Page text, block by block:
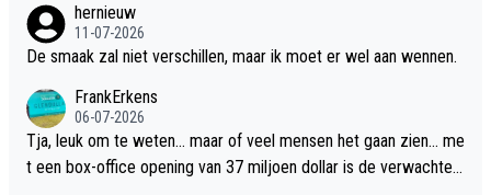
hernieuw
11-07-2026
De smaak zal niet verschillen, maar ik moet er wel aan wennen.
FrankErkens
06-07-2026
Tja, leuk om te weten... maar of veel mensen het gaan zien... me
t een box-office opening van 37 miljoen dollar is de verwachte